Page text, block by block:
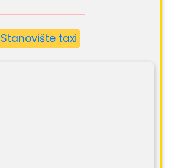
Stanovište taxi